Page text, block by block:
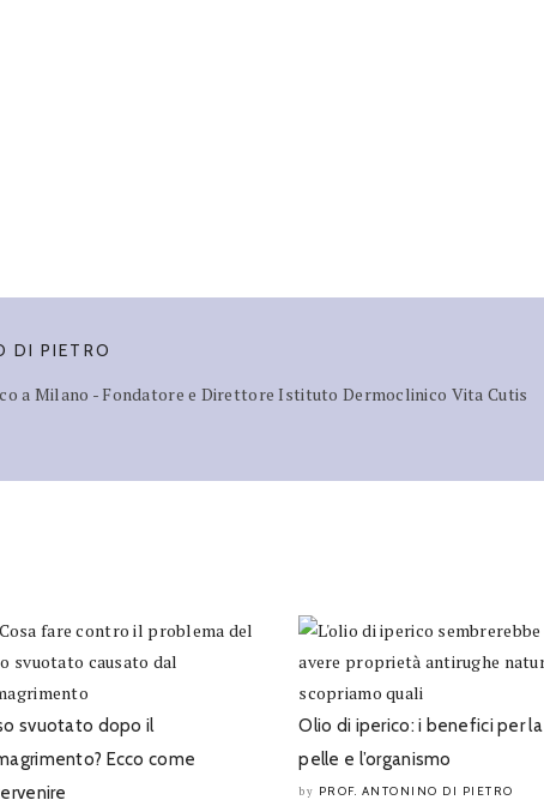
DI PIETRO
a Milano - Fondatore e Direttore Istituto Dermoclinico Vita Cutis
svuotato dopo il
Ecco come
Olio di iperico: i benefici per la
pelle e l’organismo
by PROF. ANTONINO DI PIETRO